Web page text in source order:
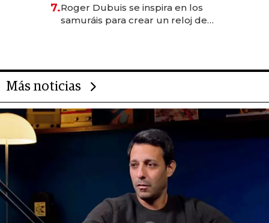
rol de la IA
7.Roger Dubuis se inspira en los
samuráis para crear un reloj de
Más noticias